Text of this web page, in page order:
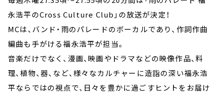
永浩平のCross Culture Club」の放送が決定！
MCは、バンド・雨のパレードのボーカルであり、作詞作曲
編曲も手がける福永浩平が担当。
音楽だけでなく、漫画、映画やドラマなどの映像作品、料
理、植物、器、など、様々なカルチャーに造詣の深い福永浩
平ならではの視点で、日々を豊かに過ごすヒントをお届け